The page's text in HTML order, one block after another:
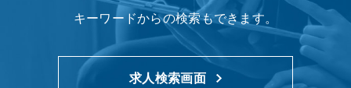
キーワードからの検索もできます。
求人検索画面